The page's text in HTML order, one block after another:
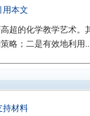
用本文
超的化学教学艺术。
略；二是有效地利用
持材料